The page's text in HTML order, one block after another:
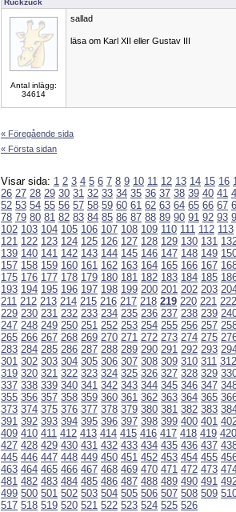
Ruckzuck
Antal inlägg:
34614
sallad
läsa om Karl XII eller Gustav III
« Föregående sida
« Första sidan
Visar sida: 1 2 3 4 5 6 7 8 9 10 11 12 13 14 15 16
26 27 28 29 30 31 32 33 34 35 36 37 38 39 40 41
52 53 54 55 56 57 58 59 60 61 62 63 64 65 66 67
78 79 80 81 82 83 84 85 86 87 88 89 90 91 92 93
102 103 104 105 106 107 108 109 110 111 112 113
121 122 123 124 125 126 127 128 129 130 131
139 140 141 142 143 144 145 146 147 148 149
157 158 159 160 161 162 163 164 165 166 167
175 176 177 178 179 180 181 182 183 184 185
193 194 195 196 197 198 199 200 201 202 203
211 212 213 214 215 216 217 218 219 220 221 222
229 230 231 232 233 234 235 236 237 238 239
247 248 249 250 251 252 253 254 255 256 257
265 266 267 268 269 270 271 272 273 274 275
283 284 285 286 287 288 289 290 291 292 293
301 302 303 304 305 306 307 308 309 310 311 312
319 320 321 322 323 324 325 326 327 328 329
337 338 339 340 341 342 343 344 345 346 347
355 356 357 358 359 360 361 362 363 364 365
373 374 375 376 377 378 379 380 381 382 383
391 392 393 394 395 396 397 398 399 400 401
409 410 411 412 413 414 415 416 417 418 419 420
427 428 429 430 431 432 433 434 435 436 437
445 446 447 448 449 450 451 452 453 454 455
463 464 465 466 467 468 469 470 471 472 473
481 482 483 484 485 486 487 488 489 490 491
499 500 501 502 503 504 505 506 507 508 509
517 518 519 520 521 522 523 524 525 526